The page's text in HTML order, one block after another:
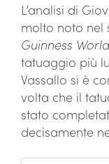
L’analisi di
molto noto nel
Guinness
tatuaggio più
Vassallo si è
volta che il
stato
decisamente